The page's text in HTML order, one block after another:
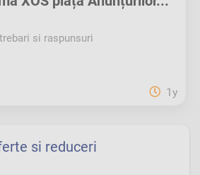
si raspunsuri
1y
si reduceri